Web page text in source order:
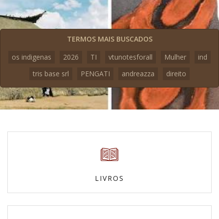
TERMOS MAIS BUSCADOS
os indigenas
2026 TI vtunotesforall Mulher
ind
tris base srl
PENGATI andreazza direito
LIVROS